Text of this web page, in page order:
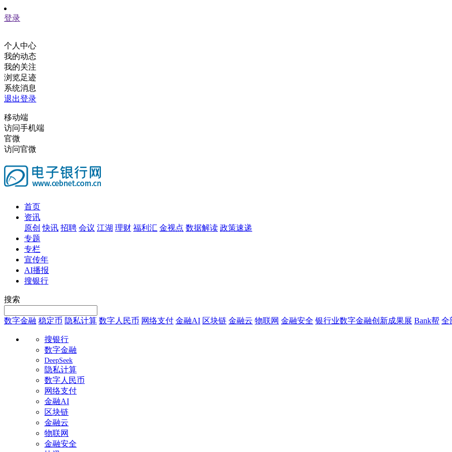
登录
个人中心
我的动态
我的关注
浏览足迹
系统消息
退出登录
移动端
访问手机端
官微
访问官微
首页
资讯
原创 快讯 招聘 会议 江湖 理财 福利汇 金视点 数据解读 政策速递
专题
专栏
宣传年
AI播报
搜银行
搜索
数字金融 稳定币 隐私计算 数字人民币 网络支付 金融AI 区块链 金融云 物联网 金融安全 银行业数字金融创新成果展 Bank帮 全
搜银行
数字金融
DeepSeek
隐私计算
数字人民币
网络支付
金融AI
区块链
金融云
物联网
金融安全